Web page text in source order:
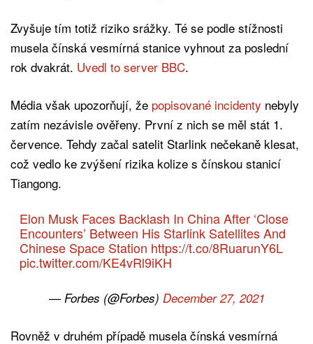
Zvyšuje tím totiž riziko srážky. Té se podle stížnosti
musela čínská vesmírná stanice vyhnout za poslední
rok dvakrát. Uvedl to server BBC.
Média však upozorňují, že popisované incidenty nebyly
zatím nezávisle ověřeny. První z nich se měl stát 1.
července. Tehdy začal satelit Starlink nečekaně klesat,
což vedlo ke zvýšení rizika kolize s čínskou stanicí
Tiangong.
Elon Musk Faces Backlash In China After ‘Close
Encounters’ Between His Starlink Satellites And
Chinese Space Station https://t.co/8RuarunY6L
pic.twitter.com/KE4vRl9iKH
— Forbes (@Forbes) December 27, 2021
Rovněž v druhém případě musela čínská vesmírná